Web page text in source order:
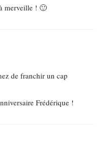
merveille ! 🙂
de franchir un cap
Frédérique !